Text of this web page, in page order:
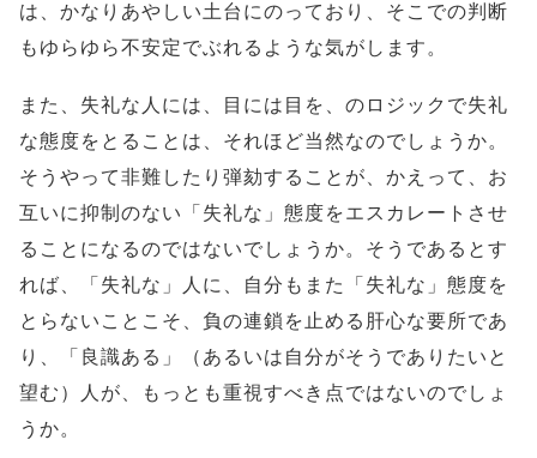
は、かなりあやしい土台にのっており、そこでの判断
もゆらゆら不安定でぶれるような気がします。
また、失礼な人には、目には目を、のロジックで失礼
な態度をとることは、それほど当然なのでしょうか。
そうやって非難したり弾劾することが、かえって、お
互いに抑制のない「失礼な」態度をエスカレートさせ
ることになるのではないでしょうか。そうであるとす
れば、「失礼な」人に、自分もまた「失礼な」態度を
とらないことこそ、負の連鎖を止める肝心な要所であ
り、「良識ある」（あるいは自分がそうでありたいと
望む）人が、もっとも重視すべき点ではないのでしょ
うか。